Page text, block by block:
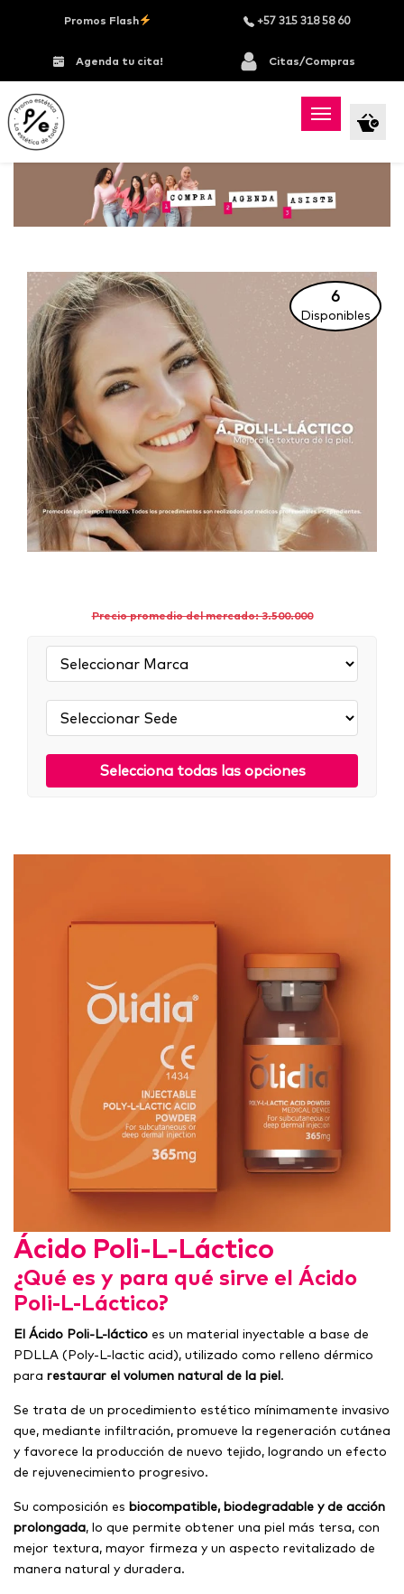
Promos Flash +57 315 318 58 60
Agenda tu cita! Citas/Compras
6
Disponibles
Precio promedio del mercado: 3.500.000
Marca:
Sede:
Selecciona todas las opciones
Ácido Poli-L-Láctico
¿Qué es y para qué sirve el Ácido
Poli-L-Láctico?
El Ácido Poli-L-láctico es un material inyectable a base de
PDLLA (Poly-L-lactic acid), utilizado como relleno dérmico
para restaurar el volumen natural de la piel.
Se trata de un procedimiento estético mínimamente invasivo
que, mediante infiltración, promueve la regeneración cutánea
y favorece la producción de nuevo tejido, logrando un efecto
de rejuvenecimiento progresivo.
Su composición es biocompatible, biodegradable y de acción
prolongada, lo que permite obtener una piel más tersa, con
mejor textura, mayor firmeza y un aspecto revitalizado de
manera natural y duradera.